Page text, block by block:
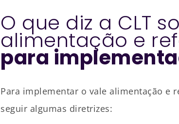
O que diz a CLT
alimentação e
para
Para implementar o vale alimentação e
seguir algumas diretrizes: